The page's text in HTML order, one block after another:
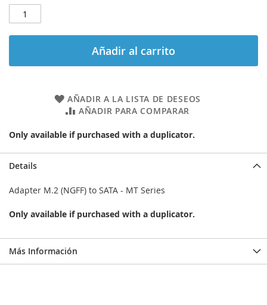
Añadir al carrito
AÑADIR A LA LISTA DE DESEOS
AÑADIR PARA COMPARAR
Only available if purchased with a duplicator.
Details
Adapter M.2 (NGFF) to SATA - MT Series
Only available if purchased with a duplicator.
Más Información